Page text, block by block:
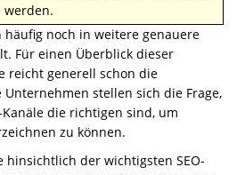
werden.
häufig noch in weitere genauere
Für einen Überblick dieser
reicht generell schon die
stellen sich die Frage,
die richtigen sind, um
zu können.
hinsichtlich der wichtigsten SEO-